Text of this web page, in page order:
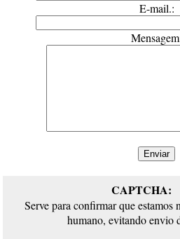
E-mail.:
CAPTCHA:
Serve para confirmar que estamos
humano, evitando envio